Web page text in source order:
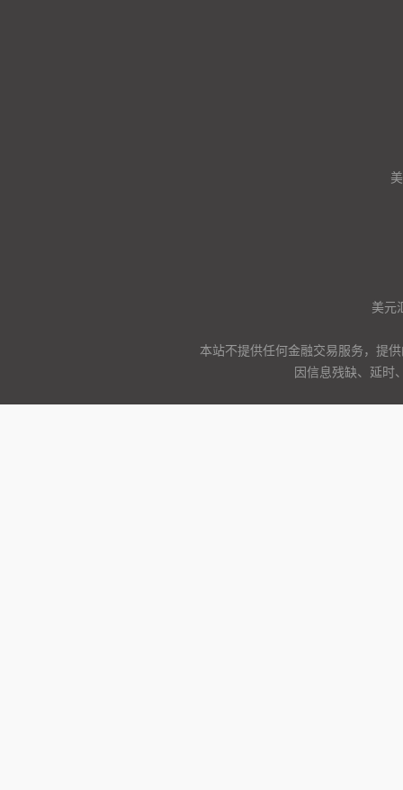
美元
本站不提供任何金融交易服务，提
因信息残缺、延时